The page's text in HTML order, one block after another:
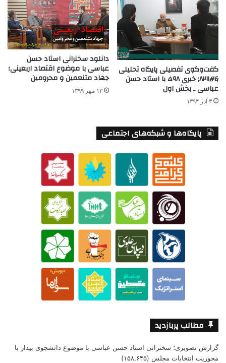
گفت‌وگوی تفصیلی پایگاه تحلیلی
&#۸۲۱۱; خبری ۵۹۸ با استاد حسن
عباسی ـ بخش اول
۳ آذر ۱۳۹۴
دانلود سخنرانی استاد حسن
عباسی با موضوع اقتصاد اربعینی؛
جهاد متنعمین و محرومین
۱۳ مهر ۱۳۹۹
پایگاه‌ها و شبکه‌های اجتماعی
مطالب پربازدید
گزارش تصویری؛ سخنرانی استاد حسن عباسی با موضوع دانشجوی بیدار با
محوریت انتخابات مجلس (۱۵۸,۶۴۵)